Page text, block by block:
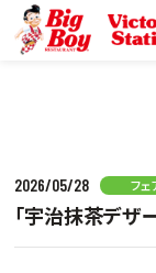
2026/05/28 フェ
「宇治抹茶デザ